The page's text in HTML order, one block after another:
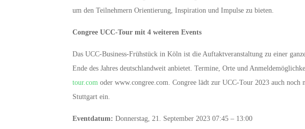
um den Teilnehmern Orientierung, Inspiration und Impulse zu bieten.
Congree UCC-Tour mit 4 weiteren Events
Das UCC-Business-Frühstück in Köln ist die Auftaktveranstaltung zu einer
Ende des Jahres deutschlandweit anbietet. Termine, Orte und
tour.com oder www.congree.com. Congree lädt zur UCC-Tour 2023 auch noch
Stuttgart ein.
Eventdatum: Donnerstag, 21. September 2023 07:45 – 13:00